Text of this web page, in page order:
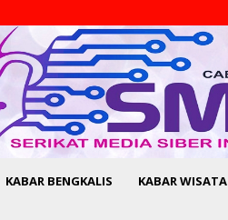
KABAR BENGKALIS KABAR WISATA